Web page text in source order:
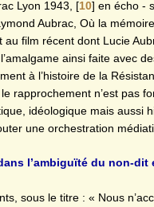
Lyon 1943, [10] en écho -
Aubrac, Où la mémoire
au film récent dont Lucie
ainsi faite avec
à l’histoire de la
rapprochement n’est pas
idéologique mais aussi
une orchestration
l’ambiguïté du non-dit
sous le titre : « Nous